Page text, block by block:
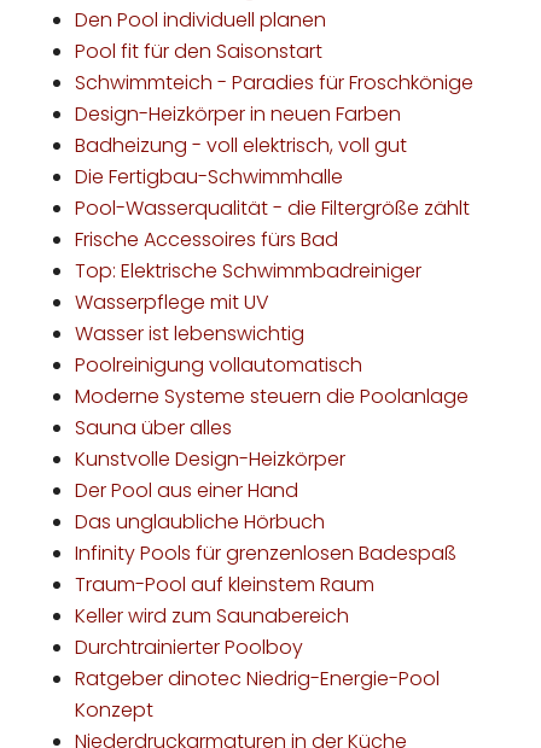
Den Pool individuell planen
Pool fit für den Saisonstart
Schwimmteich - Paradies für Froschkönige
Design-Heizkörper in neuen Farben
Badheizung - voll elektrisch, voll gut
Die Fertigbau-Schwimmhalle
Pool-Wasserqualität - die Filtergröße zählt
Frische Accessoires fürs Bad
Top: Elektrische Schwimmbadreiniger
Wasserpflege mit UV
Wasser ist lebenswichtig
Poolreinigung vollautomatisch
Moderne Systeme steuern die Poolanlage
Sauna über alles
Kunstvolle Design-Heizkörper
Der Pool aus einer Hand
Das unglaubliche Hörbuch
Infinity Pools für grenzenlosen Badespaß
Traum-Pool auf kleinstem Raum
Keller wird zum Saunabereich
Durchtrainierter Poolboy
Ratgeber dinotec Niedrig-Energie-Pool
Konzept
Niederdruckarmaturen in der Küche